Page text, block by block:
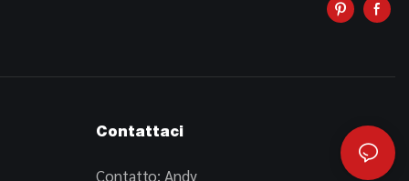
Contattaci
Contatto: Andy